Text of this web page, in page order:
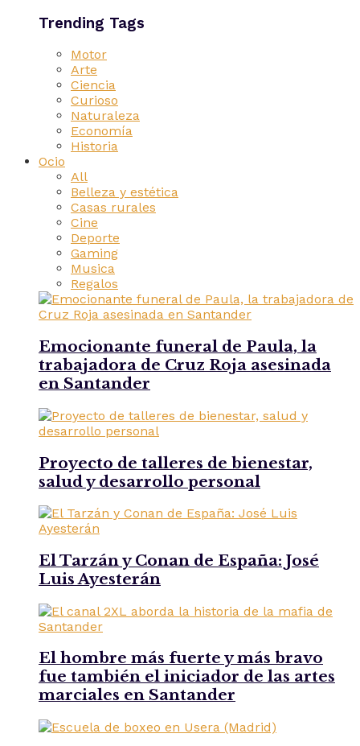
Trending Tags
Motor
Arte
Ciencia
Curioso
Naturaleza
Economía
Historia
Ocio
All
Belleza y estética
Casas rurales
Cine
Deporte
Gaming
Musica
Regalos
Emocionante funeral de Paula, la
trabajadora de Cruz Roja asesinada
en Santander
Proyecto de talleres de bienestar,
salud y desarrollo personal
El Tarzán y Conan de España: José
Luis Ayesterán
El hombre más fuerte y más bravo
fue también el iniciador de las artes
marciales en Santander